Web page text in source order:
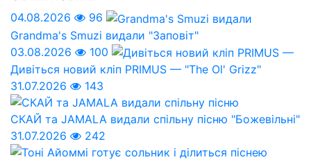
04.08.2026
96
Grandma's Smuzi видали "Заповіт"
03.08.2026
100
Дивіться новий кліп PRIMUS — "The Ol' Grizz"
31.07.2026
143
СКАЙ та JAMALA видали спільну пісню "Божевільні"
31.07.2026
242